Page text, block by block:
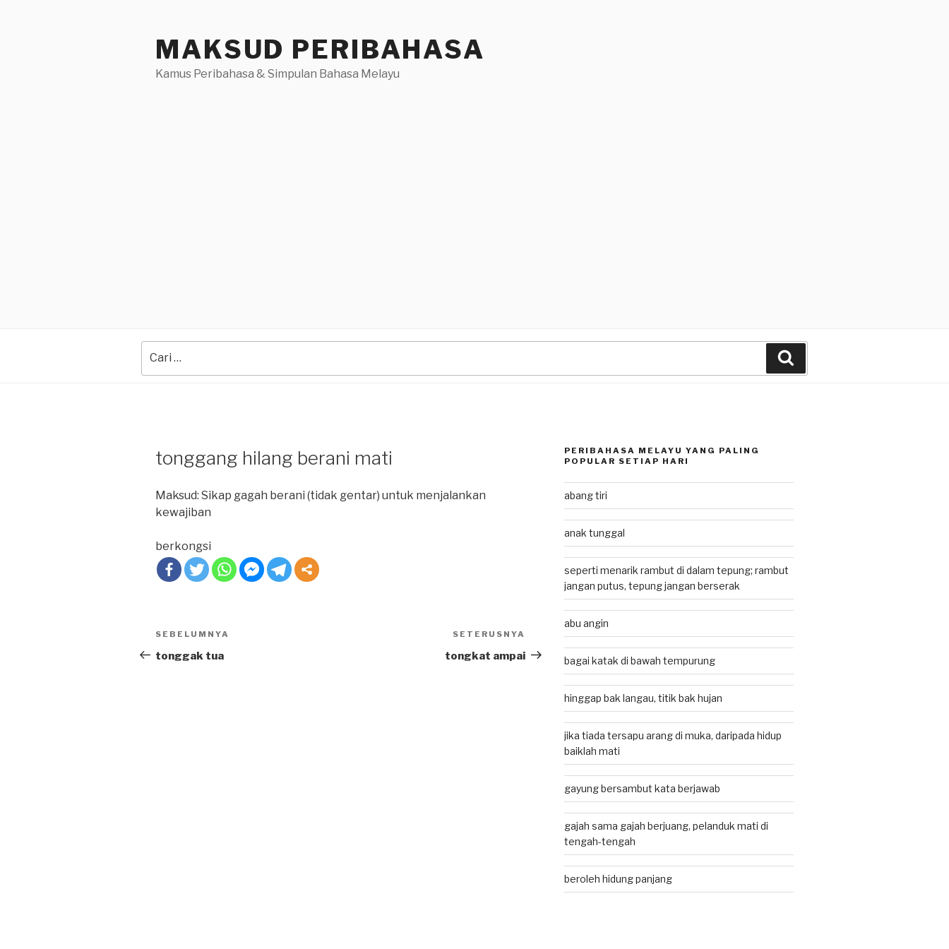
MAKSUD PERIBAHASA
Kamus Peribahasa & Simpulan Bahasa Melayu
for:
tonggang hilang berani mati
Maksud: Sikap gagah berani (tidak gentar) untuk menjalankan
kewajiban
berkongsi
Post
navigation
Previous
Post
SEBELUMNYA
tonggak tua
Post
SETERUSNYA
tongkat ampai
PERIBAHASA MELAYU YANG PALING
POPULAR SETIAP HARI
abang tiri
anak tunggal
seperti menarik rambut di dalam tepung; rambut
jangan putus, tepung jangan berserak
abu angin
bagai katak di bawah tempurung
hinggap bak langau, titik bak hujan
jika tiada tersapu arang di muka, daripada hidup
baiklah mati
gayung bersambut kata berjawab
gajah sama gajah berjuang, pelanduk mati di
tengah-tengah
beroleh hidung panjang